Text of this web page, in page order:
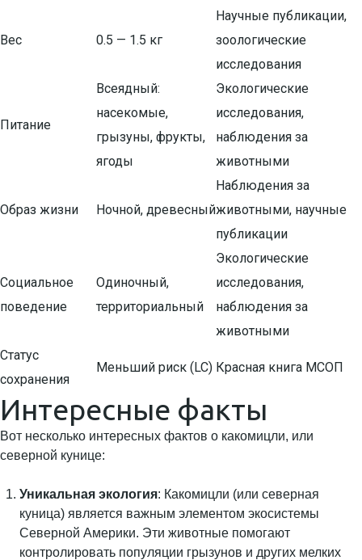
Вес 0.5 — 1.5 кг
Научные публикации,
зоологические
исследования
Питание
Всеядный:
насекомые,
грызуны, фрукты,
ягоды
Экологические
исследования,
наблюдения за
животными
Образ жизни Ночной, древесный
Наблюдения за
животными, научные
публикации
Социальное
поведение
Одиночный,
территориальный
Экологические
исследования,
наблюдения за
животными
Статус
сохранения
Меньший риск (LC) Красная книга МСОП
Интересные факты
Вот несколько интересных фактов о какомицли, или
северной кунице:
Уникальная экология: Какомицли (или северная
куница) является важным элементом экосистемы
Северной Америки. Эти животные помогают
контролировать популяции грызунов и других мелких